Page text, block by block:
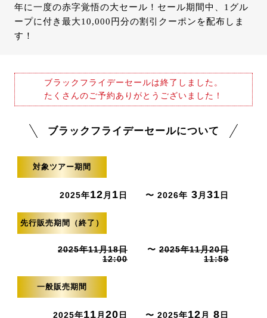
年に一度の赤字覚悟の大セール！セール期間中、1グル
ープに付き最大10,000円分の割引クーポンを配布しま
す！
ブラックフライデーセールは終了しました。
たくさんのご予約ありがとうございました！
ブラックフライデーセールについて
対象ツアー期間
2025年12 月 1 日 〜 2026年 3 月 31 日
先行販売期間（終了）
2025年11月18日
12:00
〜 2025年11月20日
11:59
一般販売期間
2025年11 月 20 日
〜 2025年12 月 8 日